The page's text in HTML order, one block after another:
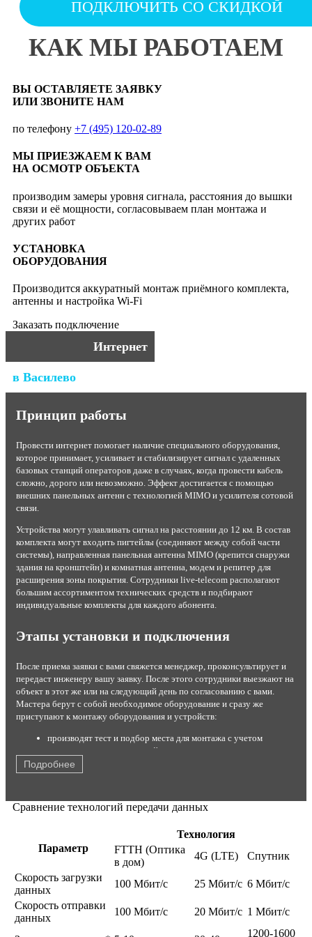
ПОДКЛЮЧИТЬ СО СКИДКОЙ
КАК МЫ РАБОТАЕМ
ВЫ ОСТАВЛЯЕТЕ ЗАЯВКУ
ИЛИ ЗВОНИТЕ НАМ
по телефону +7 (495) 120-02-89
МЫ ПРИЕЗЖАЕМ К ВАМ
НА ОСМОТР ОБЪЕКТА
производим замеры уровня сигнала, расстояния до вышки
связи и её мощности, согласовываем план монтажа и
других работ
УСТАНОВКА
ОБОРУДОВАНИЯ
Производится аккуратный монтаж приёмного комплекта,
антенны и настройка Wi-Fi
Заказать подключение
Интернет
в Василево
Принцип работы
Провести интернет помогает наличие специального оборудования,
которое принимает, усиливает и стабилизирует сигнал с удаленных
базовых станций операторов даже в случаях, когда провести кабель
сложно, дорого или невозможно. Эффект достигается с помощью
внешних панельных антенн с технологией MIMO и усилителя сотовой
связи.
Устройства могут улавливать сигнал на расстоянии до 12 км. В состав
комплекта могут входить пигтейлы (соединяют между собой части
системы), направленная панельная антенна MIMO (крепится снаружи
здания на кронштейн) и комнатная антенна, модем и репитер для
расширения зоны покрытия. Сотрудники live-telecom располагают
большим ассортиментом технических средств и подбирают
индивидуальные комплекты для каждого абонента.
Этапы установки и подключения
После приема заявки с вами свяжется менеджер, проконсультирует и
передаст инженеру вашу заявку. После этого сотрудники выезжают на
объект в этот же или на следующий день по согласованию с вами.
Мастера берут с собой необходимое оборудование и сразу же
приступают к монтажу оборудования и устройств:
производят тест и подбор места для монтажа с учетом
результатов теста и условий эксплуатации;
устанавливают комплект на стену или крышу;
настраивают максимальный прием сигнала от станции;
кодируют канал от постороннего вмешательства;
производят тестирование работы оборудования в
После этого быстрый интернет со стабильным соединением готов к
работе. Для абонентов с разными потребностями мы предлагаем
различные варианты тарифных планов с возможностью выбора
скорости на выгодных условиях. Вне зависимости от тарифа заказчики
получают надежное, стабильное соединение без ограничений по
трафику и могут выходить в интернет с любого домашнего
устройства: планшета, смартфона, ноутбука, стационарного
Подробнее
Сравнение технологий передачи данных
Параметр
Технология
FTTH (Оптика
в дом)
4G (LTE)
Спутник
Скорость загрузки
данных
100 Мбит/c 25 Мбит/c 6 Мбит/c
Скорость отправки
данных
100 Мбит/c 20 Мбит/c 1 Мбит/c
1200-1600